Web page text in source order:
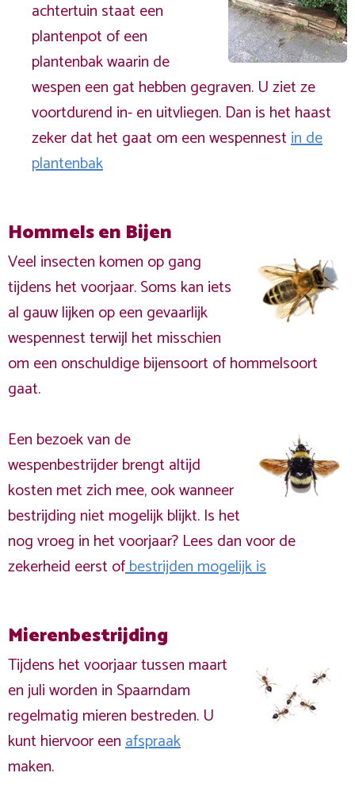
achtertuin staat een
plantenpot of een
plantenbak waarin de
wespen een gat hebben gegraven. U ziet ze
voortdurend in- en uitvliegen. Dan is het haast
zeker dat het gaat om een wespennestin de
plantenbak
Hommels en Bijen
Veel insecten komen op gang
tijdens het voorjaar. Soms kan iets
al gauw lijken op een gevaarlijk
wespennest terwijl het misschien
om een onschuldige bijensoort of hommelsoort
gaat.
Een bezoek van de
wespenbestrijder brengt altijd
kosten met zich mee, ook wanneer
bestrijding niet mogelijk blijkt. Is het
nog vroeg in het voorjaar? Lees dan voor de
zekerheid eerst ofbestrijden mogelijk is
Mierenbestrijding
Tijdens het voorjaar tussen maart
en juli worden in Spaarndam
regelmatig mieren bestreden. U
kunt hiervoor eenafspraak
maken.